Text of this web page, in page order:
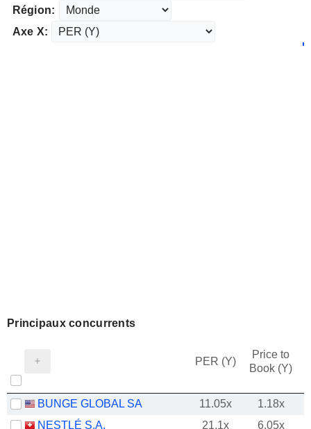
Région:
Axe X:
Principaux concurrents
PER (Y)
Price to
Book (Y)
BUNGE GLOBAL SA 11.05x
1.18x
NESTLÉ S.A.
21.1x
6.05x